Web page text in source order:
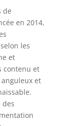
de
en 2014,
les
et
contenu et
et
des